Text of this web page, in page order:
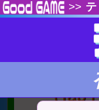
>> テ
ここ
(Tap